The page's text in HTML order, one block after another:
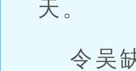
天。
令吴缺